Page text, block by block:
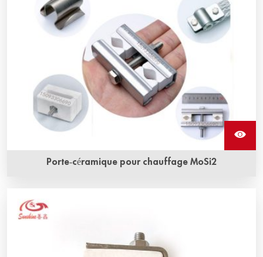
résister à l'oxydation à des températures très élevées.
Porte-céramique pour chauffage MoSi2